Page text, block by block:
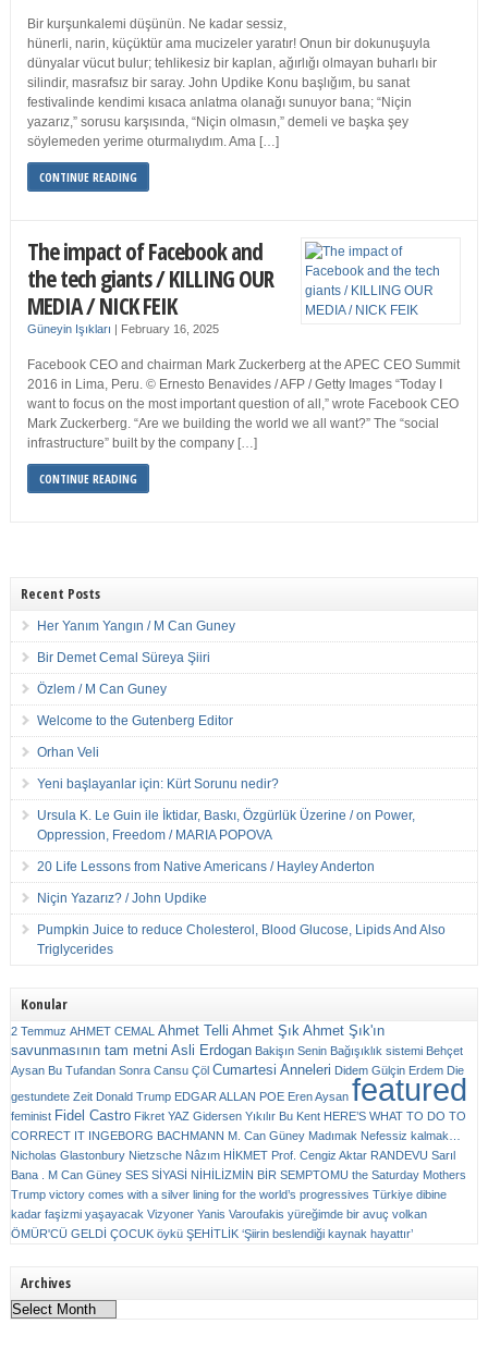
Bir kurşunkalemi düşünün. Ne kadar sessiz,
hünerli, narin, küçüktür ama mucizeler yaratır! Onun bir dokunuşuyla
dünyalar vücut bulur; tehlikesiz bir kaplan, ağırlığı olmayan buharlı bir
silindir, masrafsız bir saray. John Updike Konu başlığım, bu sanat
festivalinde kendimi kısaca anlatma olanağı sunuyor bana; “Niçin
yazarız,” sorusu karşısında, “Niçin olmasın,” demeli ve başka şey
söylemeden yerime oturmalıydım. Ama […]
CONTINUE READING
The impact of Facebook and
the tech giants / KILLING OUR
MEDIA / NICK FEIK
Güneyin Işıkları | February 16, 2025
Facebook CEO and chairman Mark Zuckerberg at the APEC CEO Summit
2016 in Lima, Peru. © Ernesto Benavides / AFP / Getty Images “Today I
want to focus on the most important question of all,” wrote Facebook CEO
Mark Zuckerberg. “Are we building the world we all want?” The “social
infrastructure” built by the company […]
CONTINUE READING
Recent Posts
Her Yanım Yangın / M Can Guney
Bir Demet Cemal Süreya Şiiri
Özlem / M Can Guney
Welcome to the Gutenberg Editor
Orhan Veli
Yeni başlayanlar için: Kürt Sorunu nedir?
Ursula K. Le Guin ile İktidar, Baskı, Özgürlük Üzerine / on Power,
Oppression, Freedom / MARIA POPOVA
20 Life Lessons from Native Americans / Hayley Anderton
Niçin Yazarız? / John Updike
Pumpkin Juice to reduce Cholesterol, Blood Glucose, Lipids And Also
Triglycerides
Konular
2 Temmuz AHMET CEMAL Ahmet Telli Ahmet Şık Ahmet Şık'ın
savunmasının tam metni Asli Erdogan Bakişın Senin Bağışıklık sistemi Behçet
Aysan Bu Tufandan Sonra Cansu Çöl Cumartesi Anneleri Didem Gülçin Erdem Die
gestundete Zeit Donald Trump EDGAR ALLAN POE Eren Aysan featured
feminist Fidel Castro Fikret YAZ Gidersen Yıkılır Bu Kent HERE’S WHAT TO DO TO
CORRECT IT INGEBORG BACHMANN M. Can Güney Madımak Nefessiz kalmak…
Nicholas Glastonbury Nietzsche Nâzım HİKMET Prof. Cengiz Aktar RANDEVU Sarıl
Bana . M Can Güney SES SİYASİ NİHİLİZMİN BİR SEMPTOMU the Saturday Mothers
Trump victory comes with a silver lining for the world’s progressives Türkiye dibine
kadar faşizmi yaşayacak Vizyoner Yanis Varoufakis yüreğimde bir avuç volkan
ÖMÜR'CÜ GELDİ ÇOCUK öykü ŞEHİTLİK ‘Şiirin beslendiği kaynak hayattır’
Archives
Archives